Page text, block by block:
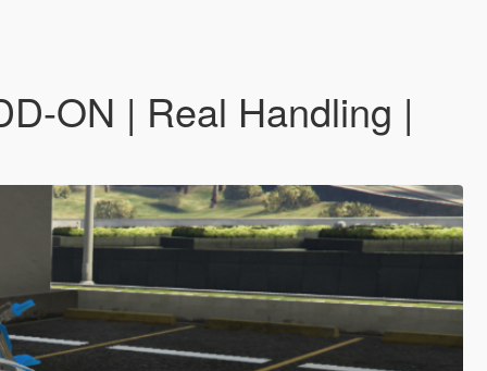
ON | Real Handling |